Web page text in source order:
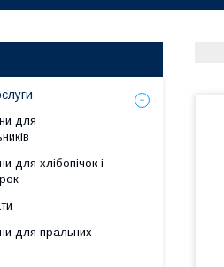
для
для хлібопічок і
для пральних